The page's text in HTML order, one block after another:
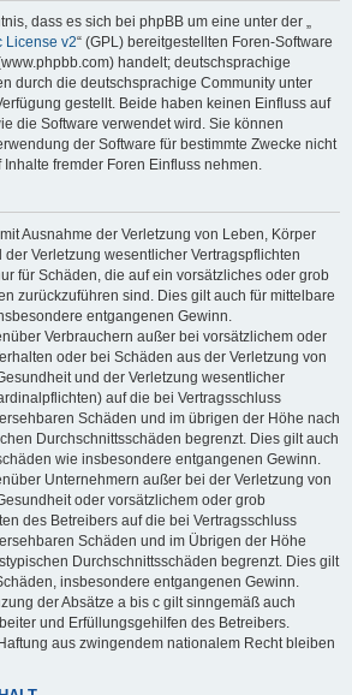
dass es sich bei phpBB um eine unter der „
License v2“ (GPL) bereitgestellten Foren-Software
handelt; deutschsprachige
durch die deutschsprachige Community unter
gestellt. Beide haben keinen Einfluss auf
die Software verwendet wird. Sie können
der Software für bestimmte Zwecke nicht
fremder Foren Einfluss nehmen.
Ausnahme der Verletzung von Leben, Körper
Verletzung wesentlicher Vertragspflichten
für Schäden, die auf ein vorsätzliches oder grob
zurückzuführen sind. Dies gilt auch für mittelbare
entgangenen Gewinn.
Verbrauchern außer bei vorsätzlichem oder
oder bei Schäden aus der Verletzung von
und der Verletzung wesentlicher
auf die bei Vertragsschluss
Schäden und im übrigen der Höhe nach
Durchschnittsschäden begrenzt. Dies gilt auch
wie insbesondere entgangenen Gewinn.
Unternehmern außer bei der Verletzung von
oder vorsätzlichem oder grob
des Betreibers auf die bei Vertragsschluss
Schäden und im Übrigen der Höhe
Durchschnittsschäden begrenzt. Dies gilt
insbesondere entgangenen Gewinn.
der Absätze a bis c gilt sinngemäß auch
und Erfüllungsgehilfen des Betreibers.
aus zwingendem nationalem Recht bleiben